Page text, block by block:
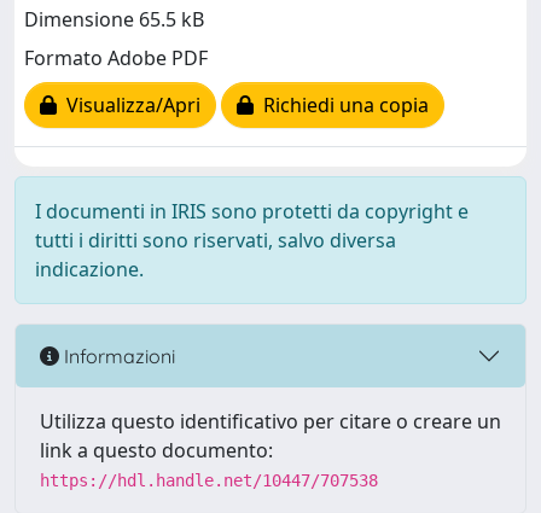
Dimensione 65.5 kB
Formato Adobe PDF
Visualizza/Apri
Richiedi una copia
I documenti in IRIS sono protetti da copyright e
tutti i diritti sono riservati, salvo diversa
indicazione.
Informazioni
Utilizza questo identificativo per citare o creare un
link a questo documento:
https://hdl.handle.net/10447/707538